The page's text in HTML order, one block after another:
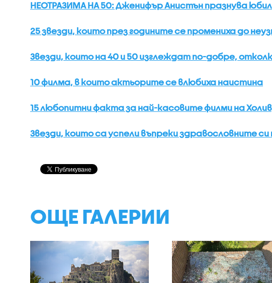
НЕОТРАЗИМА НА 50: Дженифър Анистън празнува
25 звезди, които през годините се промениха до
Звезди, които на 40 и 50 изглеждат по-добре,
10 филма, в които актьорите се влюбиха наистина
15 любопитни факта за най-касовите филми на
Звезди, които са успели въпреки здравословните си
ОЩЕ ГАЛЕРИИ